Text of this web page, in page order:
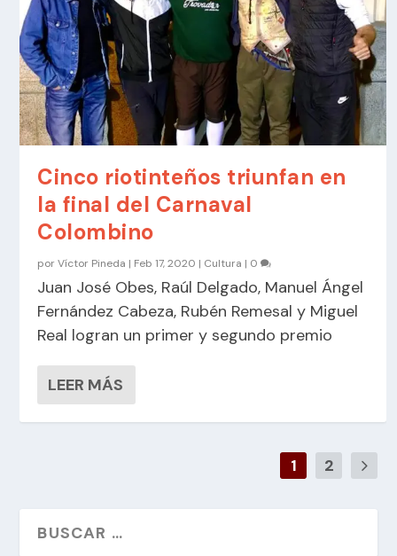
Cinco riotinteños triunfan en
la final del Carnaval
Colombino
porVíctor Pineda | Feb 17, 2020 | Cultura | 0
Juan José Obes, Raúl Delgado, Manuel Ángel
Fernández Cabeza, Rubén Remesal y Miguel
Real logran un primer y segundo premio
LEER MÁS
1 2